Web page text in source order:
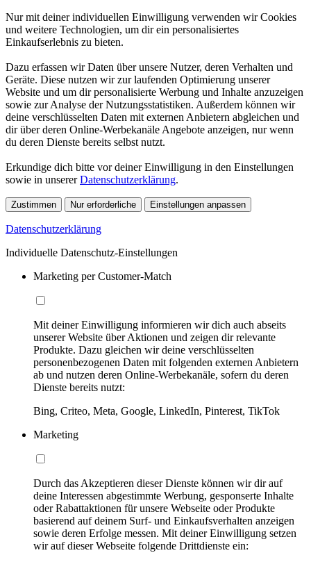
Nur mit deiner individuellen Einwilligung verwenden wir Cookies
und weitere Technologien, um dir ein personalisiertes
Einkaufserlebnis zu bieten.
Dazu erfassen wir Daten über unsere Nutzer, deren Verhalten und
Geräte. Diese nutzen wir zur laufenden Optimierung unserer
Website und um dir personalisierte Werbung und Inhalte anzuzeigen
sowie zur Analyse der Nutzungsstatistiken. Außerdem können wir
deine verschlüsselten Daten mit externen Anbietern abgleichen und
dir über deren Online-Werbekanäle Angebote anzeigen, nur wenn
du deren Dienste bereits selbst nutzt.
Erkundige dich bitte vor deiner Einwilligung in den Einstellungen
sowie in unsererDatenschutzerklärung.
Zustimmen Nur erforderliche Einstellungen anpassen
Datenschutzerklärung
Individuelle Datenschutz-Einstellungen
Marketing per Customer-Match
Mit deiner Einwilligung informieren wir dich auch abseits
unserer Website über Aktionen und zeigen dir relevante
Produkte. Dazu gleichen wir deine verschlüsselten
personenbezogenen Daten mit folgenden externen Anbietern
ab und nutzen deren Online-Werbekanäle, sofern du deren
Dienste bereits nutzt:
Bing, Criteo, Meta, Google, LinkedIn, Pinterest, TikTok
Marketing
Durch das Akzeptieren dieser Dienste können wir dir auf
deine Interessen abgestimmte Werbung, gesponserte Inhalte
oder Rabattaktionen für unsere Webseite oder Produkte
basierend auf deinem Surf- und Einkaufsverhalten anzeigen
sowie deren Erfolge messen. Mit deiner Einwilligung setzen
wir auf dieser Webseite folgende Drittdienste ein: